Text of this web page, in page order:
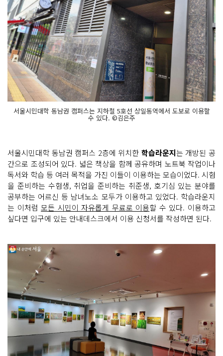
서울시민대학 동남권 캠퍼스는 지하철 5호선 상일동역에서 도보로 이용할
수 있다. ©김은주
서울시민대학 동남권 캠퍼스 2층에 위치한 학습라운지는 개방된 공
간으로 조성되어 있다. 넓은 책상을 함께 공유하며 노트북 작업이나
독서와 학습 등 여러 목적을 가진 이들이 이용하는 모습이었다. 시험
을 준비하는 수험생, 취업을 준비하는 취준생, 호기심 있는 분야를
공부하는 어르신 등 남녀노소 모두가 이용하고 있었다. 학습라운지
는 이처럼모든 시민이 자유롭게 무료로 이용할 수 있다. 이용하고
싶다면 입구에 있는 안내데스크에서 이용 신청서를 작성하면 된다.